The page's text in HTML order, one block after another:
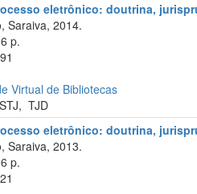
eletrônico: doutrina,
Saraiva, 2014.
p.
Virtual de Bibliotecas
STJ,TJD
eletrônico: doutrina,
Saraiva, 2013.
p.